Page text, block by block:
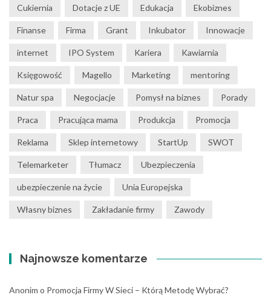
Cukiernia Dotacje z UE Edukacja Ekobiznes
Finanse Firma Grant Inkubator Innowacje
internet IPO System Kariera Kawiarnia
Księgowość Magello Marketing mentoring
Natur spa Negocjacje Pomysł na biznes Porady
Praca Pracująca mama Produkcja Promocja
Reklama Sklep internetowy StartUp SWOT
Telemarketer Tłumacz Ubezpieczenia
ubezpieczenie na życie Unia Europejska
Własny biznes Zakładanie firmy Zawody
Najnowsze komentarze
Anonim o Promocja Firmy W Sieci – Którą Metodę Wybrać?